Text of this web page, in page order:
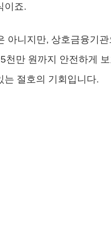
이죠.
아니지만, 상호금융기
천만 원까지 안전하게
는 절호의 기회입니다.